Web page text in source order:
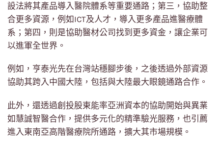
設法將其產品導入醫院體系等重要通路；第三，協助整
合更多資源，例如ICT及人才，導入更多產品進醫療體
系；第四，則是協助醫材公司找到更多資金，讓企業可
以進軍全世界。
例如，亨泰光先在台灣站穩腳步後，之後透過外部資源
協助其跨入中國大陸，包括與大陸最大眼鏡通路合作。
此外，還透過創投股東能率亞洲資本的協助開始與異業
如慧誠智醫合作，提供多元化的精準驗光服務，也引薦
進入東南亞高階醫療院所通路，擴大其市場規模。